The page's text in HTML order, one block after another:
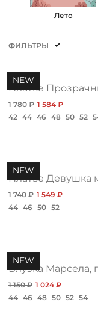
КОНТАКТЫ
ЖУРНАЛ
О НАС
СКИДКИ
ОПТОВЫМ
ДОСТАВКА
ОПЛАТА
Лето
ФИЛЬТРЫ
NEW
1 780 ₽ 1 584 ₽
42 44 46 48 50 52
NEW
1 740 ₽ 1 549 ₽
44 46 50 52
NEW
Блузка Марсела,
1 150 ₽ 1 024 ₽
44 46 48 50 52 54